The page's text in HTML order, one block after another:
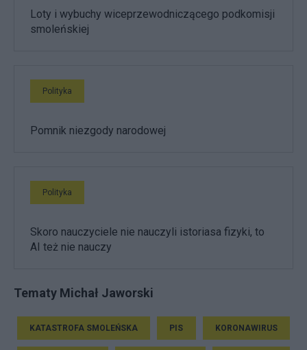
Loty i wybuchy wiceprzewodniczącego podkomisji
smoleńskiej
Polityka
Pomnik niezgody narodowej
Polityka
Skoro nauczyciele nie nauczyli istoriasa fizyki, to
AI też nie nauczy
Tematy Michał Jaworski
KATASTROFA SMOLEŃSKA PIS KORONAWIRUS